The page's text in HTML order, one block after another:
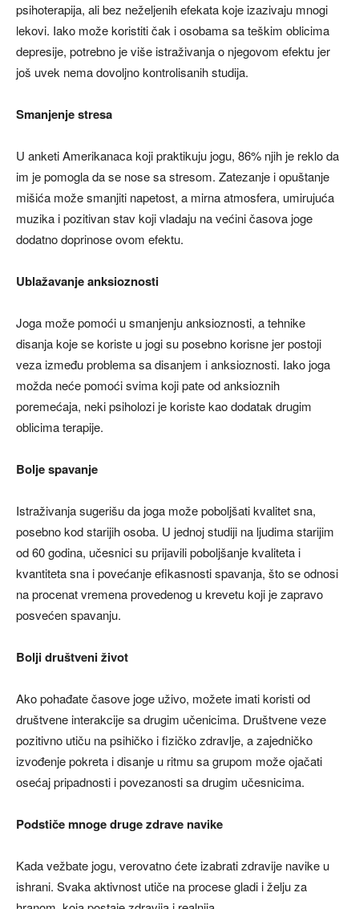
psihoterapija, ali bez neželjenih efekata koje izazivaju mnogi
lekovi. Iako može koristiti čak i osobama sa teškim oblicima
depresije, potrebno je više istraživanja o njegovom efektu jer
još uvek nema dovoljno kontrolisanih studija.
Smanjenje stresa
U anketi Amerikanaca koji praktikuju jogu, 86% njih je reklo da
im je pomogla da se nose sa stresom. Zatezanje i opuštanje
mišića može smanjiti napetost, a mirna atmosfera, umirujuća
muzika i pozitivan stav koji vladaju na većini časova joge
dodatno doprinose ovom efektu.
Ublažavanje anksioznosti
Joga može pomoći u smanjenju anksioznosti, a tehnike
disanja koje se koriste u jogi su posebno korisne jer postoji
veza između problema sa disanjem i anksioznosti. Iako joga
možda neće pomoći svima koji pate od anksioznih
poremećaja, neki psiholozi je koriste kao dodatak drugim
oblicima terapije.
Bolje spavanje
Istraživanja sugerišu da joga može poboljšati kvalitet sna,
posebno kod starijih osoba. U jednoj studiji na ljudima starijim
od 60 godina, učesnici su prijavili poboljšanje kvaliteta i
kvantiteta sna i povećanje efikasnosti spavanja, što se odnosi
na procenat vremena provedenog u krevetu koji je zapravo
posvećen spavanju.
Bolji društveni život
Ako pohađate časove joge uživo, možete imati koristi od
društvene interakcije sa drugim učenicima. Društvene veze
pozitivno utiču na psihičko i fizičko zdravlje, a zajedničko
izvođenje pokreta i disanje u ritmu sa grupom može ojačati
osećaj pripadnosti i povezanosti sa drugim učesnicima.
Podstiče mnoge druge zdrave navike
Kada vežbate jogu, verovatno ćete izabrati zdravije navike u
ishrani. Svaka aktivnost utiče na procese gladi i želju za